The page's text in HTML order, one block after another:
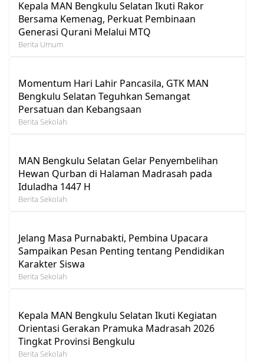
Kepala MAN Bengkulu Selatan Ikuti Rakor
Bersama Kemenag, Perkuat Pembinaan
Generasi Qurani Melalui MTQ
Berita Umum
Momentum Hari Lahir Pancasila, GTK MAN
Bengkulu Selatan Teguhkan Semangat
Persatuan dan Kebangsaan
Berita Sekolah
MAN Bengkulu Selatan Gelar Penyembelihan
Hewan Qurban di Halaman Madrasah pada
Iduladha 1447 H
Berita Sekolah
Jelang Masa Purnabakti, Pembina Upacara
Sampaikan Pesan Penting tentang Pendidikan
Karakter Siswa
Berita Sekolah
Kepala MAN Bengkulu Selatan Ikuti Kegiatan
Orientasi Gerakan Pramuka Madrasah 2026
Tingkat Provinsi Bengkulu
Berita Sekolah